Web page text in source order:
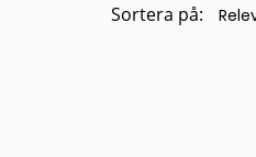
Sortera på: